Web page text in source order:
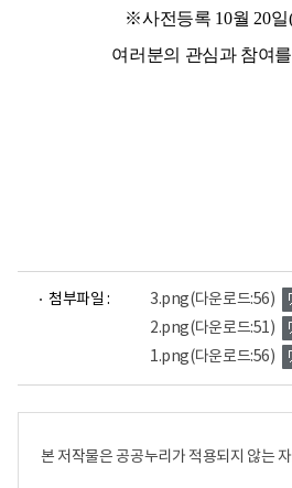
※사전등록 10월 20일
여러분의 관심과 참여
첨부파일 : 3.png(다운로드:56)
2.png(다운로드:51)
1.png(다운로드:56)
본 저작물은 공공누리가 적용되지 않는